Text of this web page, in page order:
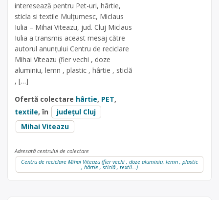
interesează pentru Pet-uri, hârtie,
sticla si textile Mulțumesc, Miclaus
Iulia – Mihai Viteazu, jud. Cluj Miclaus
Iulia a transmis aceast mesaj către
autorul anunțului Centru de reciclare
Mihai Viteazu (fier vechi , doze
aluminiu, lemn , plastic , hârtie , sticlă
, […]
Ofertă colectare hârtie, PET,
textile, în
județul Cluj
Mihai Viteazu
Adresată centrului de colectare
Centru de reciclare Mihai Viteazu (fier vechi , doze aluminiu, lemn , plastic
, hârtie , sticlă , textil...)